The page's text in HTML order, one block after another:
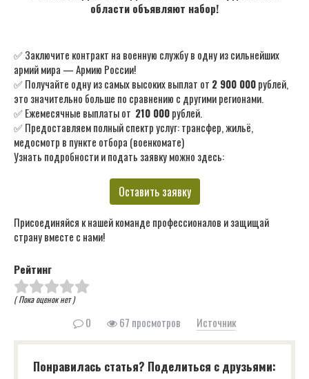
области объявляют набор!
✅ Заключите контракт на военную службу в одну из сильнейших
армий мира — Армию России!
✅ Получайте одну из самых высоких выплат от 2 900 000рублей,
это значительно больше по сравнению с другими регионами.
✅ Ежемесячные выплаты от 210 000рублей.
✅ Предоставляем полный спектр услуг: трансфер, жильё,
медосмотр в пункте отбора (военкомате)
Узнать подробности и подать заявку можно здесь:
Оставить заявку
Присоединяйся к нашей команде профессионалов и защищай
страну вместе с нами!
Рейтинг
( Пока оценок нет )
0 67 просмотров Источник
Понравилась статья? Поделиться с друзьями: